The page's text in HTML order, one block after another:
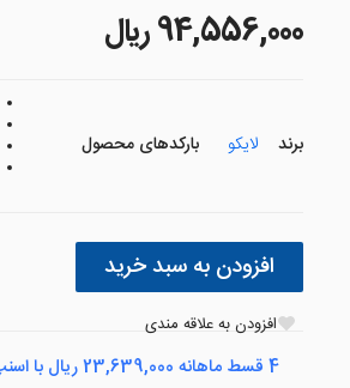
94,556,000 ريال
برند لایکو بارکدهای محصول
افزودن به سبد خرید
افزودن به علاقه مندی
4 قسط ماهانه 23,639,000 ریال با اسنپ پی!